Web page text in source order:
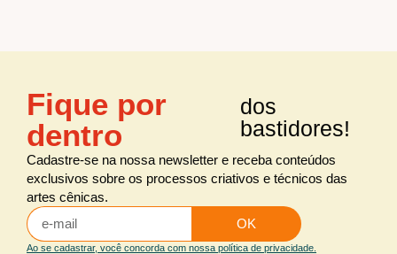
Audiovisual
Cenografia
Figurino
Iluminação
Iluminação arquitetural
Maquiagem e caracterização
artistas
dos
bastidores!
Fique por
dentro
Cadastre-se na nossa newsletter e receba conteúdos
exclusivos sobre os processos criativos e técnicos das
artes cênicas.
OK
Ao se cadastrar, você concorda com nossa política de privacidade.